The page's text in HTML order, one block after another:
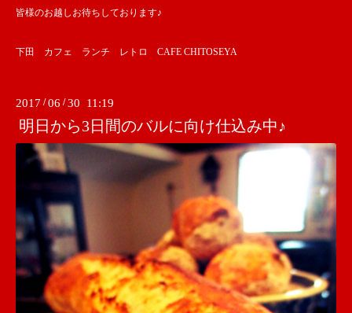
皆様のお越しお待ちしております♪
下田 カフェ ランチ レトロ CAFE CHITOSEYA
2017 /06 /30 11:19
明日から3日間のバルに向け仕込み中♪